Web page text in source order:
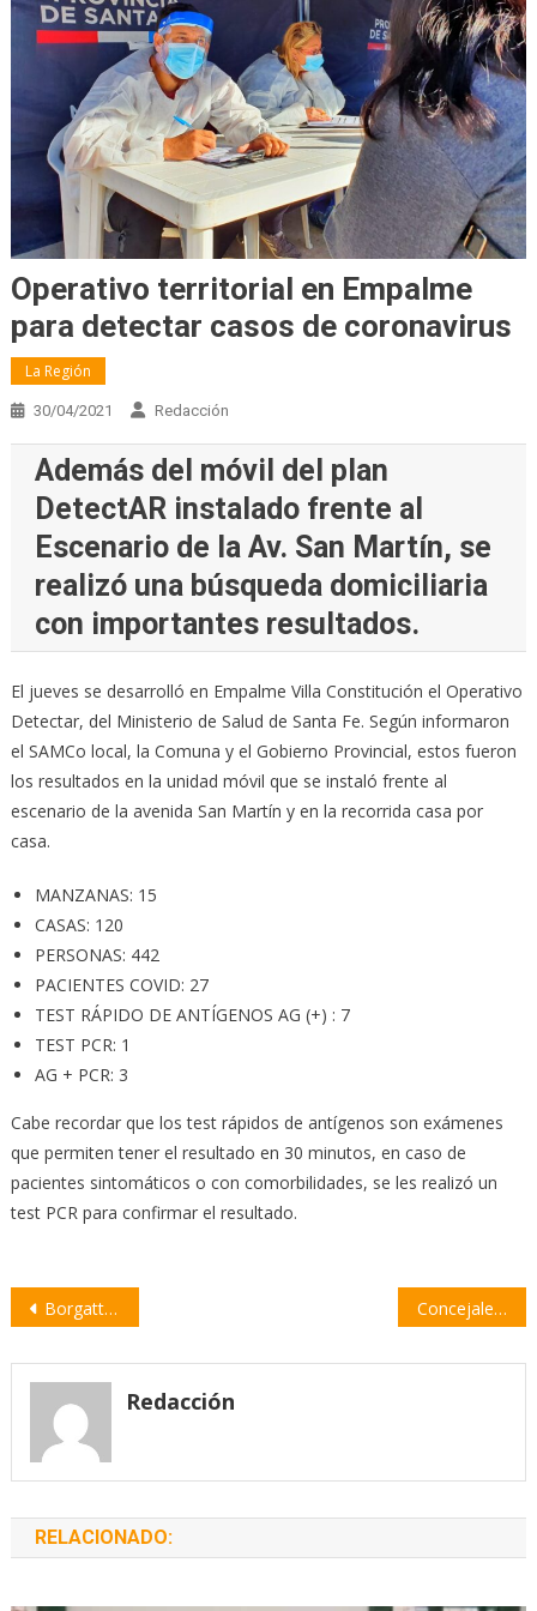
Operativo territorial en Empalme
para detectar casos de coronavirus
La Región
30/04/2021 Redacción
Además del móvil del plan
DetectAR instalado frente al
Escenario de la Av. San Martín, se
realizó una búsqueda domiciliaria
con importantes resultados.
El jueves se desarrolló en Empalme Villa Constitución el Operativo
Detectar, del Ministerio de Salud de Santa Fe. Según informaron
el SAMCo local, la Comuna y el Gobierno Provincial, estos fueron
los resultados en la unidad móvil que se instaló frente al
escenario de la avenida San Martín y en la recorrida casa por
casa.
MANZANAS: 15
CASAS: 120
PERSONAS: 442
PACIENTES COVID: 27
TEST RÁPIDO DE ANTÍGENOS AG (+) : 7
TEST PCR: 1
AG + PCR: 3
Cabe recordar que los test rápidos de antígenos son exámenes
que permiten tener el resultado en 30 minutos, en caso de
pacientes sintomáticos o con comorbilidades, se les realizó un
test PCR para confirmar el resultado.
Navegación
entradas
Borgatta propone implementar “La Semana del Reciclado” Concejales piden informes sobre políticas de inclusión socioeducativa
Redacción
RELACIONADO: